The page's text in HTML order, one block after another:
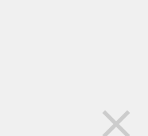
clear